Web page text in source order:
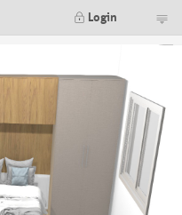
Login